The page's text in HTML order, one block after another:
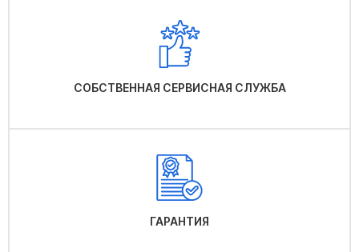
СОБСТВЕННАЯ СЕРВИСНАЯ СЛУЖБА
ГАРАНТИЯ